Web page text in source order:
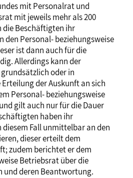
mit Personalrat und
mit jeweils mehr als 200
die Beschäftigten ihr
den Personal- beziehungsweise
ist dann auch für die
Allerdings kann der
oder in
der Auskunft an sich
Personal- beziehungsweise
gilt auch nur für die Dauer
haben ihr
Fall unmittelbar an den
dieser erteilt dem
zudem berichtet er dem
Betriebsrat über die
und deren Beantwortung.